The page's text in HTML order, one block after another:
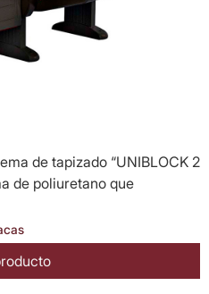
de tapizado “UNIBLOCK 2
de poliuretano que